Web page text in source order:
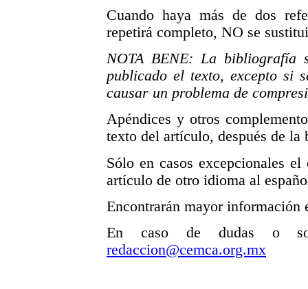
Cuando haya más de dos
repetirá completo, NO se
NOTA BENE: La bibliografía
publicado el texto, excepto si
causar un problema de
Apéndices y otros
texto del artículo, después de la
Sólo en casos excepcionales
artículo de otro idioma al
Encontrarán mayor
En caso de dudas o
redaccion@cemca.org.mx